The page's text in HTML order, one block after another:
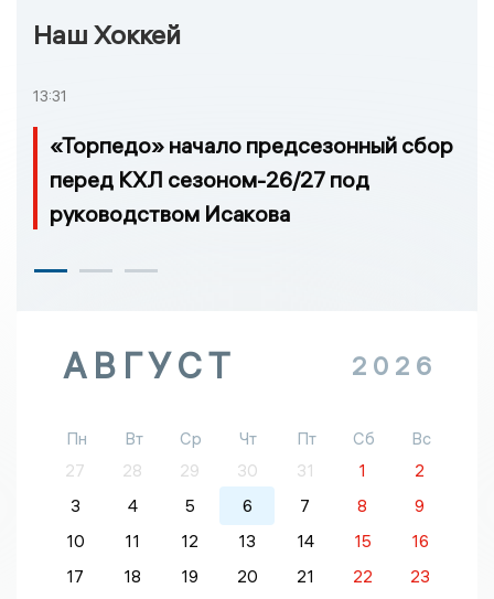
Наш Хоккей
13:31
«Торпедо» начало предсезонный сбор
перед КХЛ сезоном-26/27 под
руководством Исакова
АВГУСТ 2026
Пн Вт Ср Чт Пт Сб
Вс
27
28 29 30 31 1
2
3
4 5 6 7 8
9
10
11 12 13 14 15
16
17
18 19 20 21 22
23